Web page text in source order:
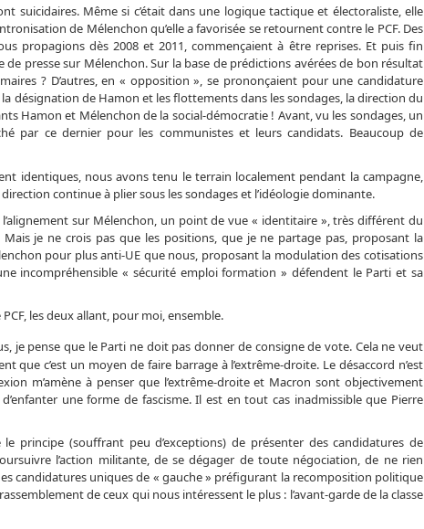
suicidaires. Même si c’était dans une logique tactique et électoraliste, elle
de Mélenchon qu’elle a favorisée se retournent contre le PCF. Des
propagions dès 2008 et 2011, commençaient à être reprises. Et puis fin
presse sur Mélenchon. Sur la base de prédictions avérées de bon résultat
? D’autres, en « opposition », se prononçaient pour une candidature
désignation de Hamon et les flottements dans les sondages, la direction du
Hamon et Mélenchon de la social-démocratie ! Avant, vu les sondages, un
par ce dernier pour les communistes et leurs candidats. Beaucoup de
identiques, nous avons tenu le terrain localement pendant la campagne,
continue à plier sous les sondages et l’idéologie dominante.
sur Mélenchon, un point de vue « identitaire », très différent du
je ne crois pas que les positions, que je ne partage pas, proposant la
pour plus anti-UE que nous, proposant la modulation des cotisations
incompréhensible « sécurité emploi formation » défendent le Parti et sa
les deux allant, pour moi, ensemble.
je pense que le Parti ne doit pas donner de consigne de vote. Cela ne veut
c’est un moyen de faire barrage à l’extrême-droite. Le désaccord n’est
m’amène à penser que l’extrême-droite et Macron sont objectivement
une forme de fascisme. Il est en tout cas inadmissible que Pierre
principe (souffrant peu d’exceptions) de présenter des candidatures de
l’action militante, de se dégager de toute négociation, de ne rien
candidatures uniques de « gauche » préfigurant la recomposition politique
de ceux qui nous intéressent le plus : l’avant-garde de la classe